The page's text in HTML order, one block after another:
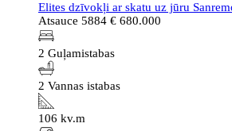
Elites dzīvokļi ar skatu uz jūru
Atsauce 5884 € 680.000
2 Guļamistabas
2 Vannas istabas
106 kv.m